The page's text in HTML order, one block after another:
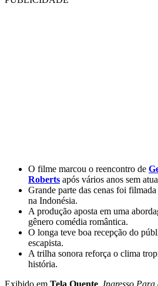
O filme marcou o reencontro de
Roberts após vários anos sem
Grande parte das cenas foi
na Indonésia.
A produção aposta em uma
gênero comédia romântica.
O longa teve boa recepção do
escapista.
A trilha sonora reforça o clima
história.
Exibido em Tela Quente Ingresso